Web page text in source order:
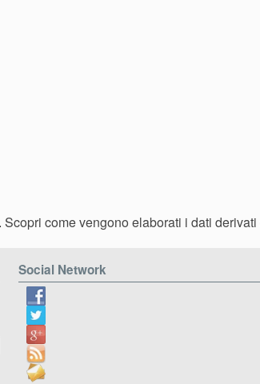
Scopri come vengono elaborati i dati
Social Network